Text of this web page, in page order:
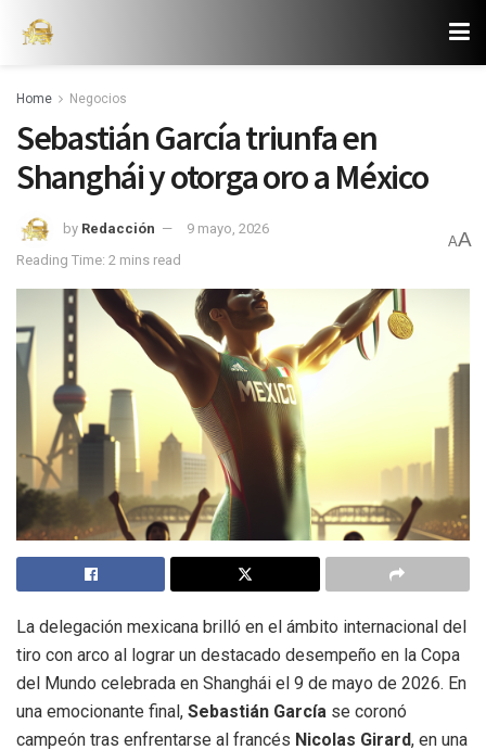
Home Negocios
Sebastián García triunfa en
Shanghái y otorga oro a México
by Redacción
9 mayo, 2026
Reading Time: 2 mins read
AA
La delegación mexicana brilló en el ámbito internacional del
tiro con arco al lograr un destacado desempeño en la Copa
del Mundo celebrada en Shanghái el 9 de mayo de 2026. En
una emocionante final, Sebastián García se coronó
campeón tras enfrentarse al francés Nicolas Girard, en una